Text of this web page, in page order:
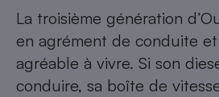
La troisième génération
en agrément de conduite
agréable à vivre. Si son
conduire, sa boîte de